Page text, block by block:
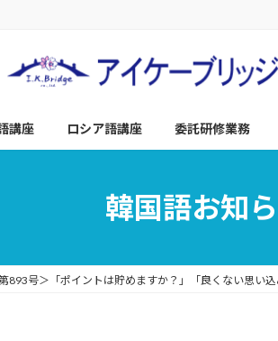
講座 ロシア語講座 委託研修業務
韓国語お知
893号＞「ポイントは貯めますか？」「良くない思い込